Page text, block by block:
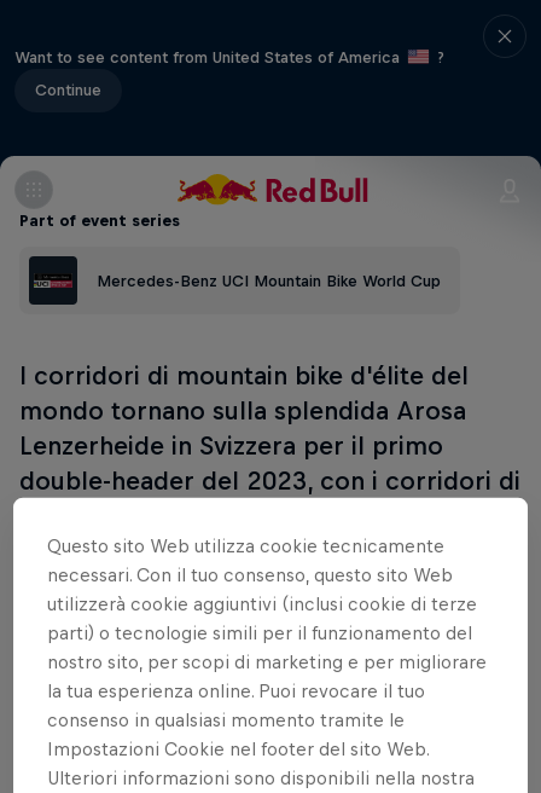
Want to see content from United States of America
?
Continue
Part of event series
Mercedes-Benz UCI Mountain Bike World Cup
I corridori di mountain bike d'élite del
mondo tornano sulla splendida Arosa
Lenzerheide in Svizzera per il primo
double-header del 2023, con i corridori di
Follow along
La storica vittoria di Rachel Atherton
Questo sito Web utilizza cookie tecnicamente
necessari. Con il tuo consenso, questo sito Web
utilizzerà cookie aggiuntivi (inclusi cookie di terze
parti) o tecnologie simili per il funzionamento del
nostro sito, per scopi di marketing e per migliorare
la tua esperienza online. Puoi revocare il tuo
consenso in qualsiasi momento tramite le
Impostazioni Cookie nel footer del sito Web.
Ulteriori informazioni sono disponibili nella nostra